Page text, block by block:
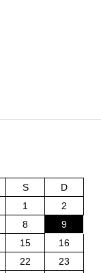
S
D
1
2
8
9
15
16
22
23